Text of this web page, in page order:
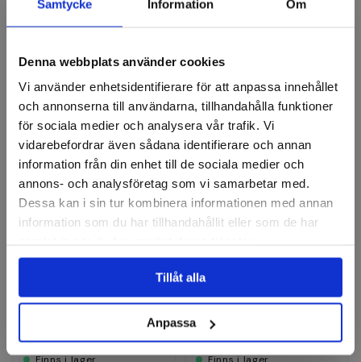
Samtycke Information Om
Denna webbplats använder cookies
Vi använder enhetsidentifierare för att anpassa innehållet
och annonserna till användarna, tillhandahålla funktioner
för sociala medier och analysera vår trafik. Vi
vidarebefordrar även sådana identifierare och annan
information från din enhet till de sociala medier och
annons- och analysföretag som vi samarbetar med.
Dessa kan i sin tur kombinera informationen med annan
information som du har tillhandahållit eller som de har
Tillåt alla
Anpassa
10 kr
Finns i lager
21 kr
Finns i lager